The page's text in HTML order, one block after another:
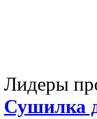
Лидеры
Сушилка